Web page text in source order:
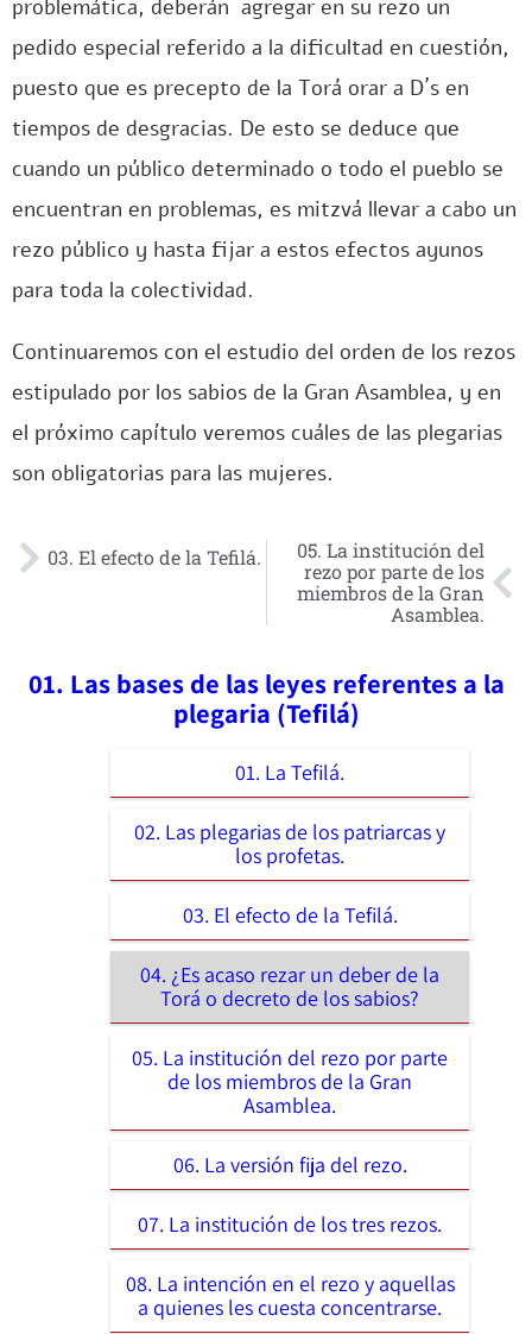
problemática, deberán agregar en su rezo un
pedido especial referido a la dificultad en cuestión,
puesto que es precepto de la Torá orar a D´s en
tiempos de desgracias. De esto se deduce que
cuando un público determinado o todo el pueblo se
encuentran en problemas, es mitzvá llevar a cabo un
rezo público y hasta fijar a estos efectos ayunos
para toda la colectividad.
Continuaremos con el estudio del orden de los rezos
estipulado por los sabios de la Gran Asamblea, y en
el próximo capítulo veremos cuáles de las plegarias
son obligatorias para las mujeres.
03. El efecto de la Tefilá.
05. La institución del
rezo por parte de los
miembros de la Gran
Asamblea.
01. Las bases de las leyes referentes a la
plegaria (Tefilá)
01. La Tefilá.
02. Las plegarias de los patriarcas y
los profetas.
03. El efecto de la Tefilá.
04. ¿Es acaso rezar un deber de la
Torá o decreto de los sabios?
05. La institución del rezo por parte
de los miembros de la Gran
Asamblea.
06. La versión fija del rezo.
07. La institución de los tres rezos.
08. La intención en el rezo y aquellas
a quienes les cuesta concentrarse.